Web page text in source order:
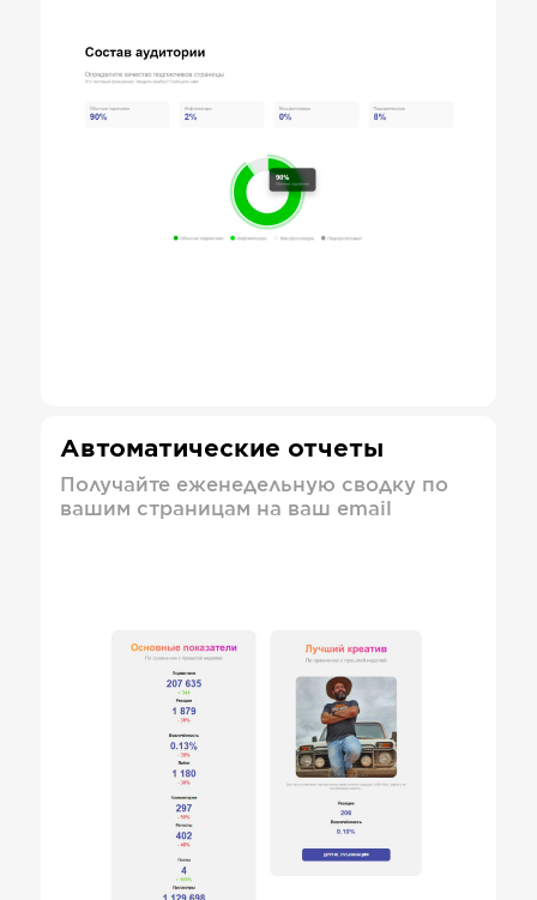
Автоматические отчеты
Получайте еженедельную сводку по
вашим страницам на ваш email